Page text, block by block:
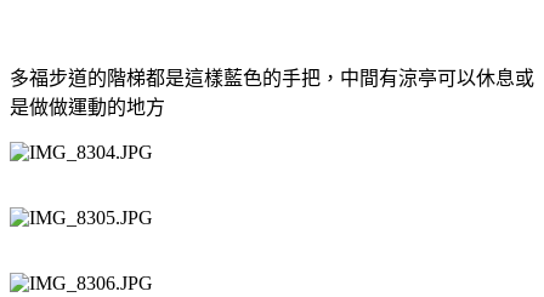
多福步道的階梯都是這樣藍色的手把，中間有涼亭可以休息或
是做做運動的地方